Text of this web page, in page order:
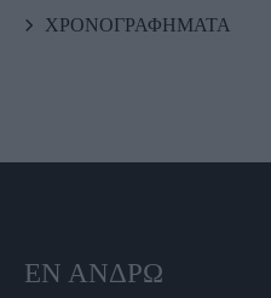
ΧΡΟΝΟΓΡΑΦΗΜΑΤΑ
ΕΝ ΆΝΔΡΩ